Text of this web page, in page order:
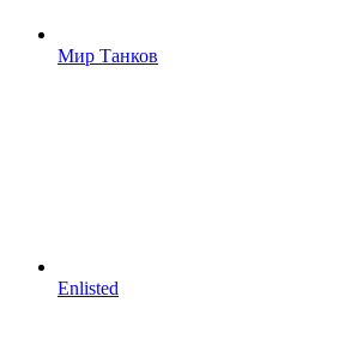
Мир Танков
Enlisted